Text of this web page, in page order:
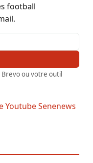
football
Brevo ou votre outil